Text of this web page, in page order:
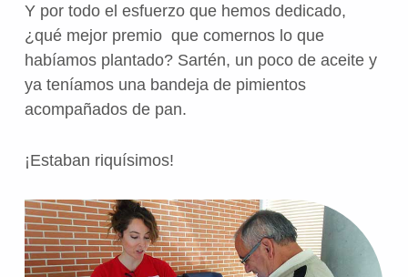
Y por todo el esfuerzo que hemos dedicado,
¿qué mejor premio que comernos lo que
habíamos plantado? Sartén, un poco de aceite y
ya teníamos una bandeja de pimientos
acompañados de pan.
¡Estaban riquísimos!